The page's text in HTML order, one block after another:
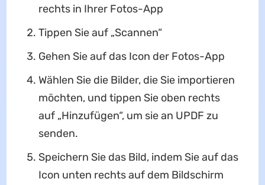
rechts in Ihrer Fotos-App
Tippen Sie auf „Scannen“
Gehen Sie auf das Icon der Fotos-App
Wählen Sie die Bilder, die Sie importieren
möchten, und tippen Sie oben rechts
auf „Hinzufügen“, um sie an UPDF zu
senden.
Speichern Sie das Bild, indem Sie auf das
Icon unten rechts auf dem Bildschirm